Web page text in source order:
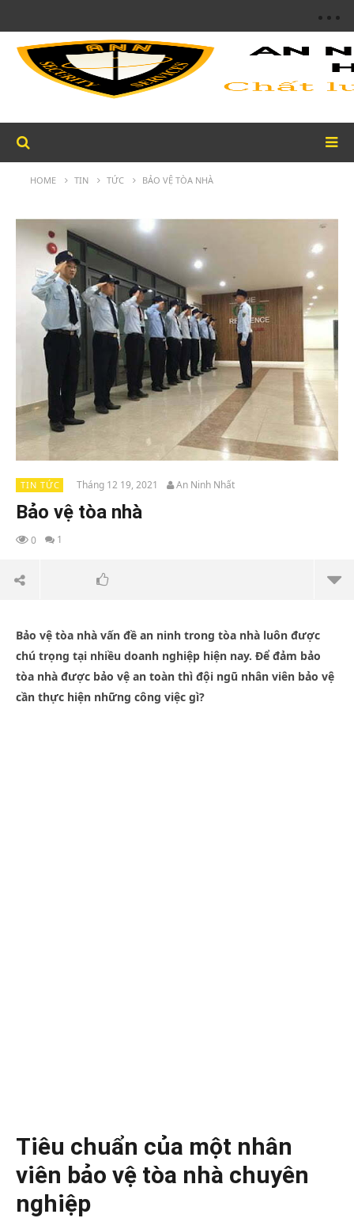
HOME TIN TỨC BẢO VỆ TÒA NHÀ
TIN TỨC Tháng 12 19, 2021 An Ninh Nhất
Bảo vệ tòa nhà
0 1
Bảo vệ tòa nhà vấn đề an ninh trong tòa nhà luôn được
chú trọng tại nhiều doanh nghiệp hiện nay. Để đảm bảo
tòa nhà được bảo vệ an toàn thì đội ngũ nhân viên bảo vệ
cần thực hiện những công việc gì?
Tiêu chuẩn của một nhân
viên bảo vệ tòa nhà chuyên
nghiệp